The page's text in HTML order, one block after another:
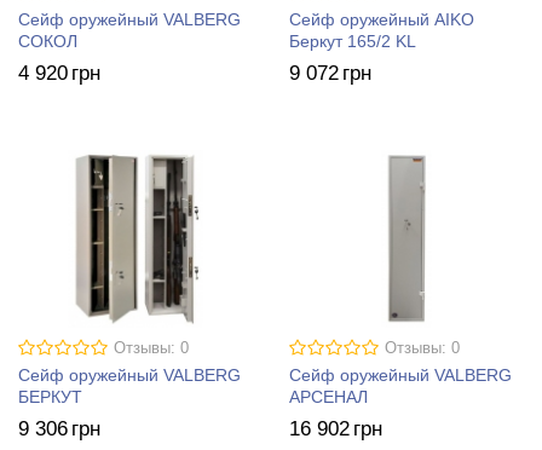
Сейф оружейный VALBERG
СОКОЛ
4 920 грн
Сейф оружейный AIKO
Беркут 165/2 KL
9 072 грн
Отзывы: 0
Сейф оружейный VALBERG
БЕРКУТ
9 306 грн
Отзывы: 0
Сейф оружейный VALBERG
АРСЕНАЛ
16 902 грн